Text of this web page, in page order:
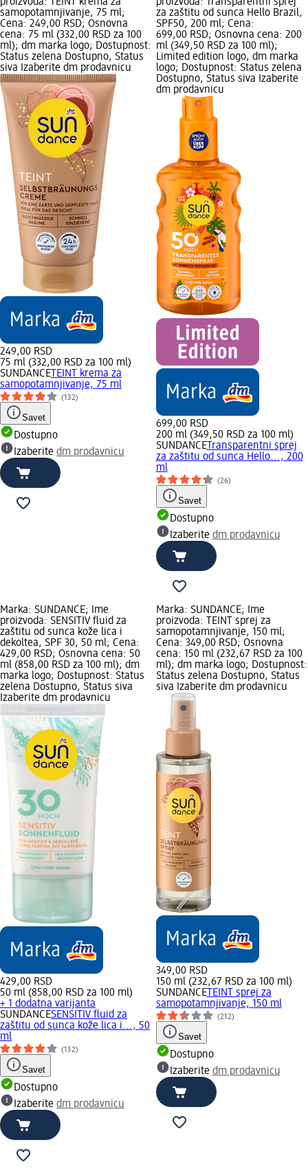
proizvoda: TEINT krema za
samopotamnjivanje, 75 ml;
Cena: 249,00 RSD; Osnovna
cena: 75 ml (332,00 RSD za 100
ml); dm marka logo; Dostupnost:
Status zelena Dostupno, Status
siva Izaberite dm prodavnicu
249,00 RSD
75 ml (332,00 RSD za 100 ml)
SUNDANCETEINT krema za
samopotamnjivanje, 75 ml
(132)
Savet
Dostupno
Izaberite dm prodavnicu
proizvoda: Transparentni sprej
za zaštitu od sunca Hello Brazil,
SPF50, 200 ml; Cena:
699,00 RSD; Osnovna cena: 200
ml (349,50 RSD za 100 ml);
Limited edition logo, dm marka
logo; Dostupnost: Status zelena
Dostupno, Status siva Izaberite
dm prodavnicu
699,00 RSD
200 ml (349,50 RSD za 100 ml)
SUNDANCETransparentni sprej
za zaštitu od sunca Hello..., 200
ml
(26)
Savet
Dostupno
Izaberite dm prodavnicu
Marka: SUNDANCE; Ime
proizvoda: SENSITIV fluid za
zaštitu od sunca kože lica i
dekoltea, SPF 30, 50 ml; Cena:
429,00 RSD; Osnovna cena: 50
ml (858,00 RSD za 100 ml); dm
marka logo; Dostupnost: Status
zelena Dostupno, Status siva
Izaberite dm prodavnicu
429,00 RSD
50 ml (858,00 RSD za 100 ml)
+ 1 dodatna varijanta
SUNDANCESENSITIV fluid za
zaštitu od sunca kože lica i..., 50
ml
(132)
Savet
Dostupno
Izaberite dm prodavnicu
Marka: SUNDANCE; Ime
proizvoda: TEINT sprej za
samopotamnjivanje, 150 ml;
Cena: 349,00 RSD; Osnovna
cena: 150 ml (232,67 RSD za 100
ml); dm marka logo; Dostupnost:
Status zelena Dostupno, Status
siva Izaberite dm prodavnicu
349,00 RSD
150 ml (232,67 RSD za 100 ml)
SUNDANCETEINT sprej za
samopotamnjivanje, 150 ml
(212)
Savet
Dostupno
Izaberite dm prodavnicu